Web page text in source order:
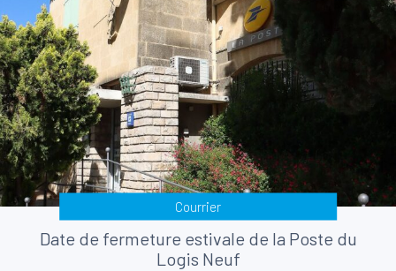
Courrier
Date de fermeture estivale de la Poste du
Logis Neuf